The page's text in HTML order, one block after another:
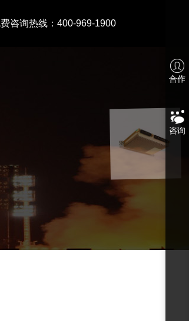
咨询热线：400-969-1900
合作
咨询